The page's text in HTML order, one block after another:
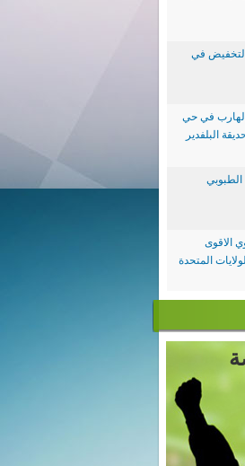
التخفيض في
في حي
البلفدير
الطبوبي
الاقوى
المتحدة